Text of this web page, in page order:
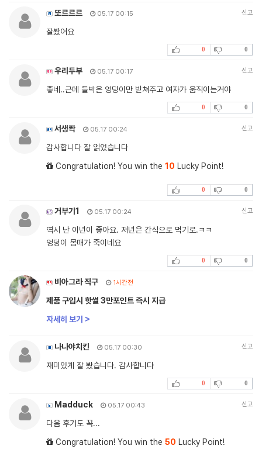
또르르르 05.17 00:15 신고
잘봤어요
0 0
우리두부 05.17 00:17 신고
좋네..근데 들박은 엉덩이만 받쳐주고 여자가 움직이는거야
0 0
서생퐉 05.17 00:24 신고
감사합니다 잘 읽었습니다
Congratulation! You win the 10 Lucky Point!
0 0
거부기1 05.17 00:24 신고
역시 난 이년이 좋아요. 저년은 간식으로 먹기로.ㅋㅋ
엉덩이 몸매가 죽이네요
0 0
비아그라 직구 1시간전
제품 구입시 핫썰 3만포인트 즉시 지급
자세히 보기 >
나나야치킨 05.17 00:30 신고
재미있게 잘 봤습니다. 감사합니다
0 0
Madduck 05.17 00:43 신고
다음 후기도 꼭...
Congratulation! You win the 50 Lucky Point!